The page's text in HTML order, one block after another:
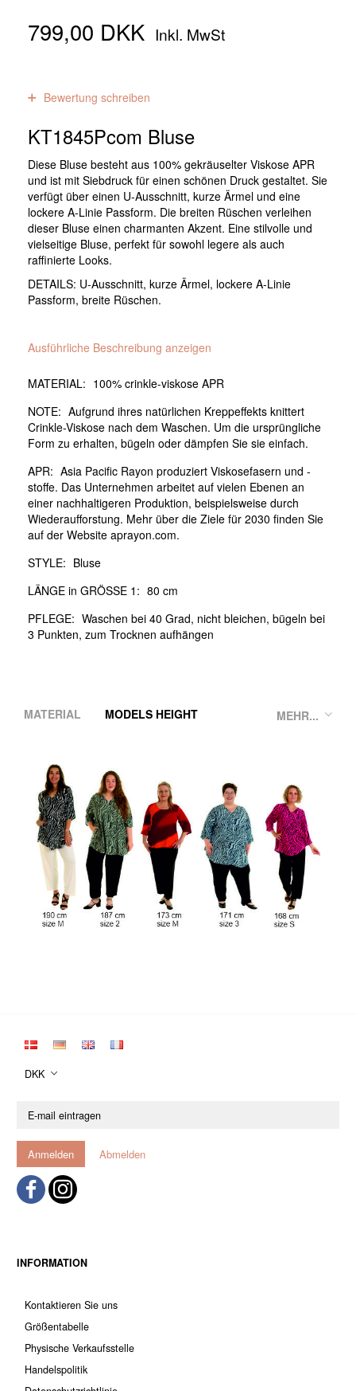
799,00 DKK Inkl. MwSt
Bewertung schreiben
KT1845Pcom Bluse
Diese Bluse besteht aus 100% gekräuselter Viskose APR
und ist mit Siebdruck für einen schönen Druck gestaltet. Sie
verfügt über einen U-Ausschnitt, kurze Ärmel und eine
lockere A-Linie Passform. Die breiten Rüschen verleihen
dieser Bluse einen charmanten Akzent. Eine stilvolle und
vielseitige Bluse, perfekt für sowohl legere als auch
raffinierte Looks.
DETAILS: U-Ausschnitt, kurze Ärmel, lockere A-Linie
Passform, breite Rüschen.
Ausführliche Beschreibung anzeigen
MATERIAL: 100% crinkle-viskose APR
NOTE: Aufgrund ihres natürlichen Kreppeffekts knittert
Crinkle-Viskose nach dem Waschen. Um die ursprüngliche
Form zu erhalten, bügeln oder dämpfen Sie sie einfach.
APR: Asia Pacific Rayon produziert Viskosefasern und -
stoffe. Das Unternehmen arbeitet auf vielen Ebenen an
einer nachhaltigeren Produktion, beispielsweise durch
Wiederaufforstung. Mehr über die Ziele für 2030 finden Sie
auf der Website aprayon.com.
STYLE: Bluse
LÄNGE in GRÖSSE 1: 80 cm
PFLEGE: Waschen bei 40 Grad, nicht bleichen, bügeln bei
3 Punkten, zum Trocknen aufhängen
MEHR...
MATERIAL MODELS HEIGHT
DKK
mail
Anmelden Abmelden
INFORMATION
Kontaktieren Sie uns
Größentabelle
Physische Verkaufsstelle
Handelspolitik